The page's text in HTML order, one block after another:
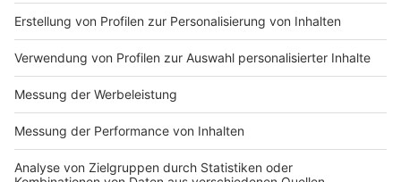
Auf welche Regeln muss ich beim American
Football achten?
Anzeige
Das Regelwerk für Anfänger im